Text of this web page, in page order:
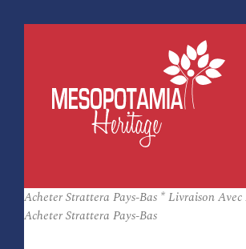
Acheter Strattera Pays-Bas * Livraison
Acheter Strattera Pays-Bas